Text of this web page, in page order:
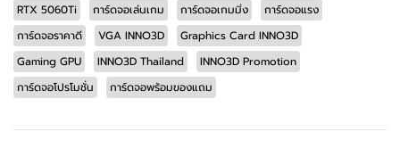
RTX 5060Ti
การ์ดจอเล่นเกม การ์ดจอเกมมิ่ง
การ์ดจอแรง
การ์ดจอราคาดี
VGA INNO3D
Graphics Card INNO3D
Gaming GPU
INNO3D Thailand
INNO3D Promotion
การ์ดจอโปรโมชั่น
การ์ดจอพร้อมของแถม